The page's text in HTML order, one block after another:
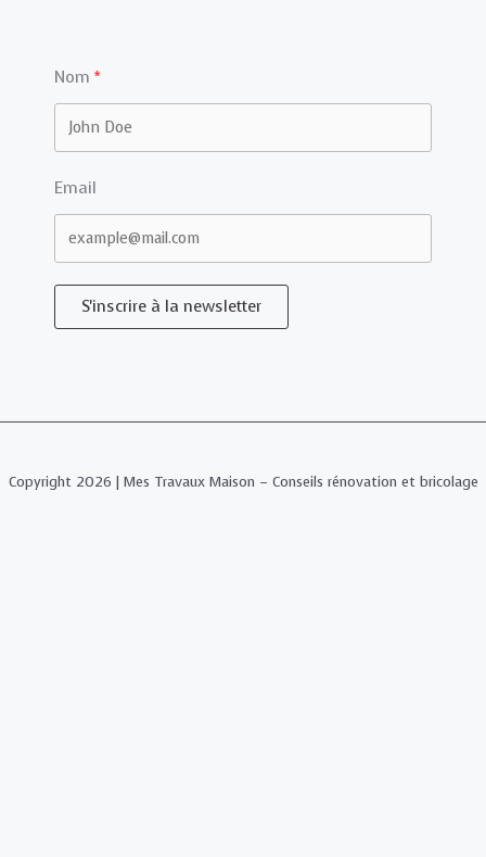
Nom
Email
S'inscrire à la newsletter
Copyright 2026 | Mes Travaux Maison – Conseils rénovation et bricolage